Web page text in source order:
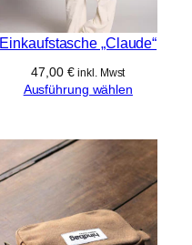
Einkaufstasche „Claude“
47,00 € inkl. Mwst
Ausführung wählen